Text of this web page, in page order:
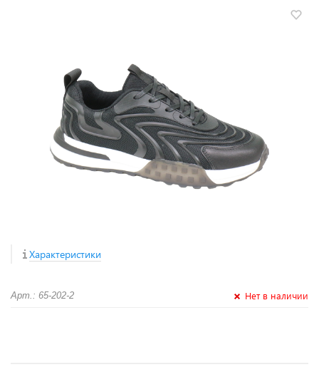
Характеристики
Арт.: 65-202-2 Нет в наличии